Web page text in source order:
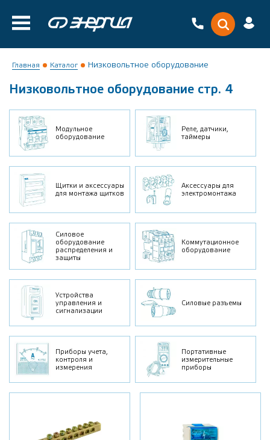
Главная Каталог Низковольтное оборудование
Низковольтное оборудование стр. 4
Модульное
оборудование
Реле, датчики,
таймеры
Щитки и аксессуары
для монтажа щитков
Аксессуары для
электромонтажа
Силовое
оборудование
распределения и
защиты
Коммутационное
оборудование
Устройства
управления и
сигнализации
Силовые разъемы
Приборы учета,
контроля и
измерения
Портативные
измерительные
приборы